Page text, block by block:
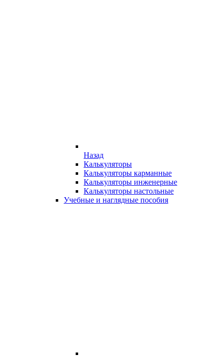
Назад
Калькуляторы
Калькуляторы карманные
Калькуляторы инженерные
Калькуляторы настольные
Учебные и наглядные пособия